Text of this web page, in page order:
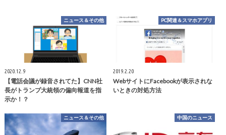
ニュース＆その他
2020.12.9
【電話会議が録音されてた】CNN社
長がトランプ大統領の偏向報道を指
示か！？
PC関連＆スマホアプリ
2019.2.20
WebサイトにFacebookが表示されな
いときの対処方法
ニュース＆その他 中国のニュース